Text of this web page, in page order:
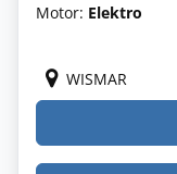
Motor: Elektro
WISMAR